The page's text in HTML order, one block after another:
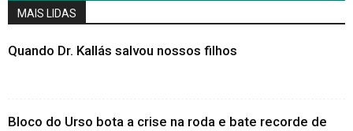
MAIS LIDAS
Quando Dr. Kallás salvou nossos filhos
Bloco do Urso bota a crise na roda e bate recorde de